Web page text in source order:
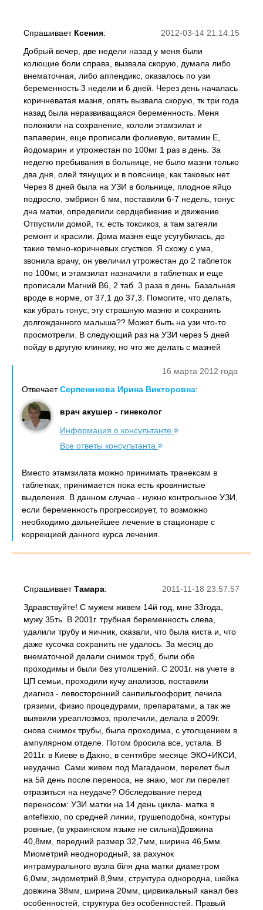
2012-03-14 21:14:15
Спрашивает Ксения:
Добрый вечер, две недели назад у меня были
колющие боли справа, вызвала скорую, думала либо
внематочная, либо аппендикс, оказалось по узи
беременность 3 недели и 6 дней. Через день началась
коричневатая мазня, опять вызвала скорую, тк три года
назад была неразвиващаяся беременность. Меня
положили на сохранение, кололи этамзилат и
папаверин, еще прописали фолиевую, витамин Е,
йодомарин и утрожестан по 100мг 1 раз в день. За
неделю пребывания в больнице, не было мазни только
два дня, олей тянущих и в пояснице, как таковых нет.
Через 8 дней была на УЗИ в больнице, плодное яйцо
подросло, эмбрион 6 мм, поставили 6-7 недель, тонус
дна матки, определили сердцебиение и движение.
Отпустили домой, тк. есть токсикоз, а там затеяли
ремонт и красили. Дома мазня еще усугубилась, до
такие темно-коричневых сгустков. Я схожу с ума,
звонила врачу, он увеличил утрожестан до 2 таблеток
по 100мг, и этамзилат назначили в таблетках и еще
прописали Магний В6, 2 таб. 3 раза в день. Базальная
вроде в норме, от 37,1 до 37,3. Помогите, что делать,
как убрать тонус, эту страшную мазню и сохранить
долгожданного малыша?? Может быть на узи что-то
просмотрели. В следующий раз на УЗИ через 5 дней
пойду в другую клинику, но что же делать с мазней
16 марта 2012 года
ОтвечаетСерпенинова Ирина Викторовна:
врач акушер - гинеколог
Информация о консультанте
Все ответы консультанта
Вместо этамзилата можно принимать транексам в
таблетках, принимается пока есть кровянистые
выделения. В данном случае - нужно контрольное УЗИ,
если беременность прогрессирует, то возможно
необходимо дальнейшее лечение в стационаре с
коррекцией данного курса лечения.
2011-11-18 23:57:57
СпрашиваетТамара:
Здравствуйте! С мужем живем 14й год, мне 33года,
мужу 35ть. В 2001г. трубная беременность слева,
удалили трубу и яичник, сказали, что была киста и, что
даже кусочка сохранить не удалось. За месяц до
внематочной делали снимок труб, были обе
проходимы и были без утолшений. С 2001г. на учете в
ЦП семьи, проходили кучу анализов, поставили
диагноз - левосторонний санпильгоофорит, лечила
грязими, физио процедурами, препаратами, а так же
выявили уреаплозмоз, пролечили, делала в 2009г.
снова снимок трубы, была проходима, с утолщением в
ампулярном отделе. Потом бросила все, устала. В
2011г. в Киеве в Дахно, в сентябре месяце ЭКО+ИКСИ,
неудачно. Сами живем под Магаданом, перелет был
на 5й день после переноса, не знаю, мог ли перелет
отразиться на неудаче? Обследование перед
переносом: УЗИ матки на 14 день цикла- матка в
anteflexio, по средней линии, грушеподобна, контуры
ровные, (в украинском языке не сильна)Довжина
40,8мм, передний размер 32,7мм, ширина 46,5мм.
Миометрий неоднородный, за рахунок
интрамурального вузла бiля дна матки диаметром
6,0мм, эндометрий 8,9мм, структура однородна, шейка
довжина 38мм, ширина 20мм, цирвикальный канал без
особенностей, структура без особенностей. Правый